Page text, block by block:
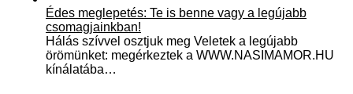
Édes meglepetés: Te is benne vagy a legújabb
csomagjainkban!
Hálás szívvel osztjuk meg Veletek a legújabb
örömünket: megérkeztek a WWW.NASIMAMOR.HU
kínálatába…